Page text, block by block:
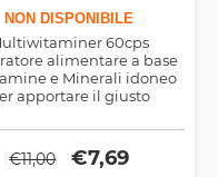
NON DISPONIBILE
60cps
alimentare a base
e Minerali idoneo
apportare il giusto
il benessere generale
sia in termini di
prestazione sportiva
€11,00 €7,69